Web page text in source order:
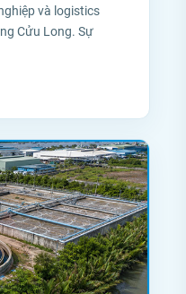
và logistics
Cửu Long. Sự